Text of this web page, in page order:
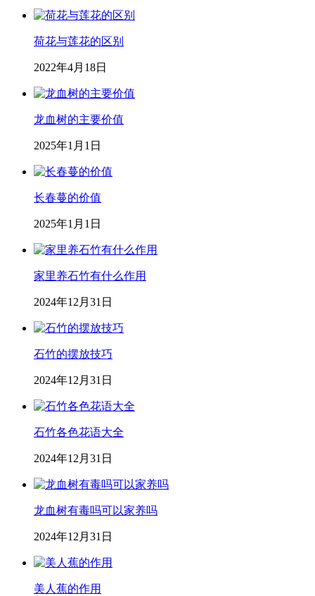
荷花与莲花的区别
2022年4月18日
龙血树的主要价值
2025年1月1日
长春蔓的价值
2025年1月1日
家里养石竹有什么作用
2024年12月31日
石竹的摆放技巧
2024年12月31日
石竹各色花语大全
2024年12月31日
龙血树有毒吗可以家养吗
2024年12月31日
美人蕉的作用